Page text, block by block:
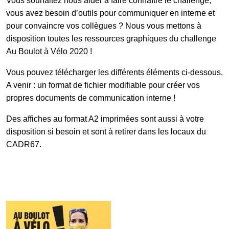
Galerie photos
Résultats
FAQ
vous avez besoin d’outils pour communiquer en interne et
pour convaincre vos collègues ? Nous vous mettons à
disposition toutes les ressources graphiques du challenge
Au Boulot à Vélo 2020 !
Vous pouvez télécharger les différents éléments ci-dessous.
A venir : un format de fichier modifiable pour créer vos
propres documents de communication interne !
Des affiches au format A2 imprimées sont aussi à votre
disposition si besoin et sont à retirer dans les locaux du
CADR67.